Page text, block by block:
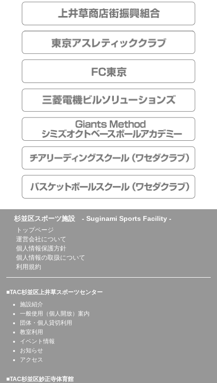
杉並区スポーツ施設 - Suginami Sports Facility -
トップページ
運営会社について
個人情報保護方針
個人情報の取扱について
利用規約
■TAC杉並区上井草スポーツセンター
施設紹介
一般使用（個人開放）案内
団体・個人貸切利用
教室利用
イベント情報
お知らせ
アクセス
■TAC杉並区妙正寺体育館